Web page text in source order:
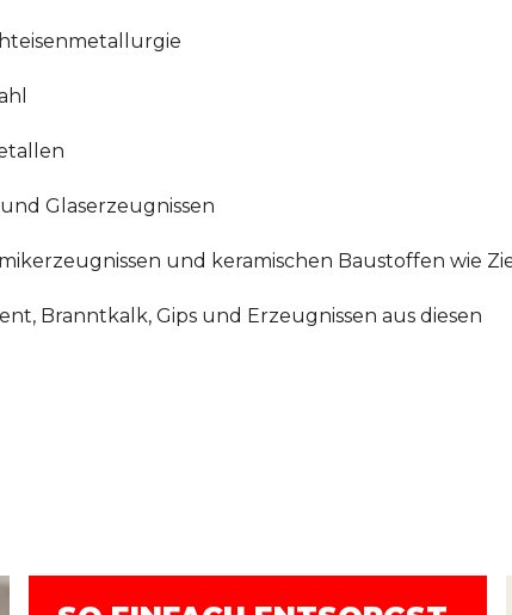
Glaserzeugnissen
und keramischen Baustoffen wie
Branntkalk, Gips und Erzeugnissen aus diesen